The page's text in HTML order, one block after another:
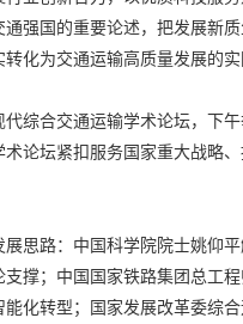
强国的重要论述，把发展新
化为交通运输高质量发展的
综合交通运输学术论坛，下
论坛紧扣服务国家重大战略
思路：中国科学院院士姚仰
撑；中国国家铁路集团总工
化转型；国家发展改革委综